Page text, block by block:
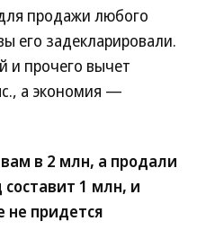
продажи любого
его задекларировали.
и прочего вычет
а экономия —
в 2 млн, а продали
1 млн, и
не придется